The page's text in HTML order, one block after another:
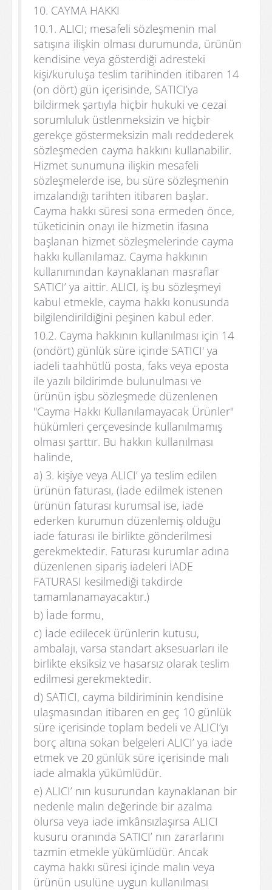
10. CAYMA HAKKI
10.1. ALICI; mesafeli sözleşmenin mal
satışına ilişkin olması durumunda, ürünün
kendisine veya gösterdiği adresteki
kişi/kuruluşa teslim tarihinden itibaren 14
(on dört) gün içerisinde, SATICI’ya
bildirmek şartıyla hiçbir hukuki ve cezai
sorumluluk üstlenmeksizin ve hiçbir
gerekçe göstermeksizin malı reddederek
sözleşmeden cayma hakkını kullanabilir.
Hizmet sunumuna ilişkin mesafeli
sözleşmelerde ise, bu süre sözleşmenin
imzalandığı tarihten itibaren başlar.
Cayma hakkı süresi sona ermeden önce,
tüketicinin onayı ile hizmetin ifasına
başlanan hizmet sözleşmelerinde cayma
hakkı kullanılamaz. Cayma hakkının
kullanımından kaynaklanan masraflar
SATICI’ ya aittir. ALICI, iş bu sözleşmeyi
kabul etmekle, cayma hakkı konusunda
bilgilendirildiğini peşinen kabul eder.
10.2. Cayma hakkının kullanılması için 14
(ondört) günlük süre içinde SATICI' ya
iadeli taahhütlü posta, faks veya eposta
ile yazılı bildirimde bulunulması ve
ürünün işbu sözleşmede düzenlenen
"Cayma Hakkı Kullanılamayacak Ürünler"
hükümleri çerçevesinde kullanılmamış
olması şarttır. Bu hakkın kullanılması
halinde,
a) 3. kişiye veya ALICI’ ya teslim edilen
ürünün faturası, (İade edilmek istenen
ürünün faturası kurumsal ise, iade
ederken kurumun düzenlemiş olduğu
iade faturası ile birlikte gönderilmesi
gerekmektedir. Faturası kurumlar adına
düzenlenen sipariş iadeleri İADE
FATURASI kesilmediği takdirde
tamamlanamayacaktır.)
b) İade formu,
c) İade edilecek ürünlerin kutusu,
ambalajı, varsa standart aksesuarları ile
birlikte eksiksiz ve hasarsız olarak teslim
edilmesi gerekmektedir.
d) SATICI, cayma bildiriminin kendisine
ulaşmasından itibaren en geç 10 günlük
süre içerisinde toplam bedeli ve ALICI’yı
borç altına sokan belgeleri ALICI’ ya iade
etmek ve 20 günlük süre içerisinde malı
iade almakla yükümlüdür.
e) ALICI’ nın kusurundan kaynaklanan bir
nedenle malın değerinde bir azalma
olursa veya iade imkânsızlaşırsa ALICI
kusuru oranında SATICI’ nın zararlarını
tazmin etmekle yükümlüdür. Ancak
cayma hakkı süresi içinde malın veya
ürünün usulüne uygun kullanılması